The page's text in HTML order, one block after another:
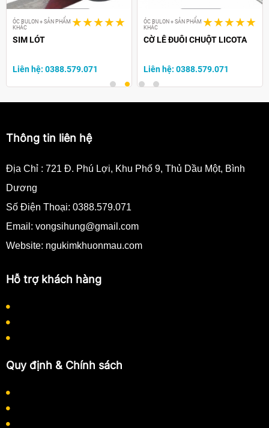
ÓC BULON + SẢN PHẨM
KHÁC
SIM LÓT
Liên hệ: 0388.579.071
ÓC BULON + SẢN PHẨM
KHÁC
CỜ LÊ ĐUÔI CHUỘT LICOTA
Liên hệ: 0388.579.071
Thông tin liên hệ
Địa Chỉ : 721 Đ. Phú Lợi, Khu Phố 9, Thủ Dầu Một, Bình
Dương
Số Điện Thoại: 0388.579.071
Email: vongsihung@gmail.com
Website: ngukimkhuonmau.com
Hỗ trợ khách hàng
Quy định & Chính sách